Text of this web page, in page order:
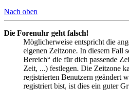
Nach oben
Die Forenuhr geht falsch!
Möglicherweise entspricht die
eigenen Zeitzone. In diesem Fall
Bereich“ die für dich passende
Zeit, ...) festlegen. Die Zeitzone
registrierten Benutzern geändert
registriert bist, ist dies ein guter